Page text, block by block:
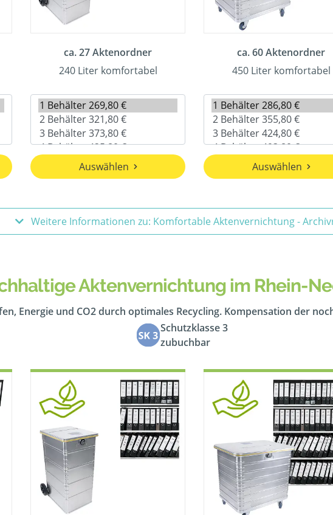
ca. 27 Aktenordner
240 Liter komfortabel
Auswählen
ca. 60 Aktenordner
450 Liter komfortabel
Auswählen
Weitere Informationen zu: Komfortable Aktenvernichtung -
Aktenvernichtung im Rhein-
Energie und CO2 durch optimales Recycling. Kompensation der
Schutzklasse 3
zubuchbar